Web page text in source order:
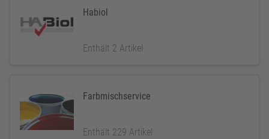
Habiol
Enthält 2 Artikel
Farbmischservice
Enthält 229 Artikel